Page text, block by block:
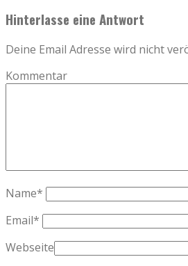
Hinterlasse eine Antwort
Deine Email Adresse wird nicht
Kommentar
Name*
Email*
Webseite